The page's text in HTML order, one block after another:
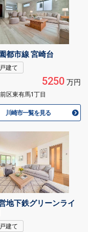
都市線 宮崎台
建て
5250万円
区東有馬1丁目
川崎市一覧を見る
地下鉄グリーンライ
建て